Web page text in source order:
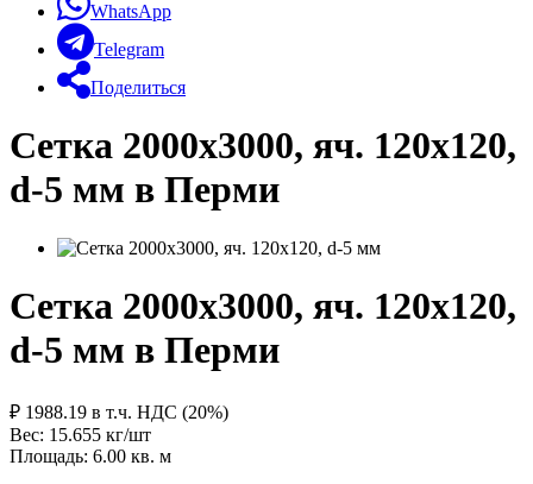
WhatsApp
Telegram
Поделиться
Сетка 2000х3000, яч. 120х120,
d-5 мм в Перми
Сетка 2000х3000, яч. 120х120,
d-5 мм в Перми
₽ 1988.19 в т.ч. НДС (20%)
Вес: 15.655 кг/шт
Площадь: 6.00 кв. м